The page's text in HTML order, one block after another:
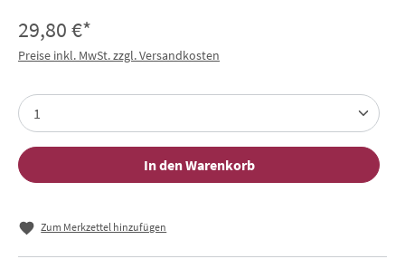
29,80 €*
Preise inkl. MwSt. zzgl. Versandkosten
In den Warenkorb
Zum Merkzettel hinzufügen